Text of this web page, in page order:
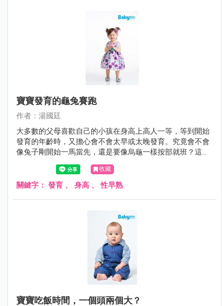
寶寶發育的龜兔賽跑
作者：湯國廷
大多數的父母喜歡自己的小孩在身高上高人一等，等到開始
發育的年齡時，又擔心會不會太早或太晚發育。究竟會不會
像兔子剛開始一馬當先，還是要像烏龜一樣按部就班？這個
問題時常困擾著父母。
收藏
關鍵字： 發育 、 身高 、性早熟.
寶寶吃飯時間，一個頭兩個大？